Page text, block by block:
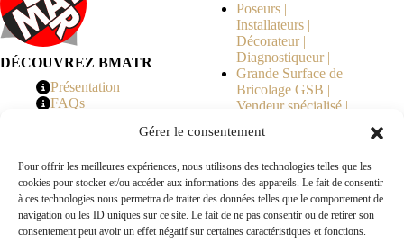
Gérer le consentement
Pour offrir les meilleures expériences, nous utilisons des technologies telles que les
cookies pour stocker et/ou accéder aux informations des appareils. Le fait de consentir
à ces technologies nous permettra de traiter des données telles que le comportement de
navigation ou les ID uniques sur ce site. Le fait de ne pas consentir ou de retirer son
consentement peut avoir un effet négatif sur certaines caractéristiques et fonctions.
DÉCOUVREZ BMATR
Présentation
FAQs
Poseurs |
Installateurs |
Décorateur |
Diagnostiqueur |
Grande Surface de
Bricolage GSB |
Vendeur spécialisé |
Copropriété | MOE |
en Travaux |
Fabricants | Marque |
© 2026 BMATR® — Tous droits réservés.